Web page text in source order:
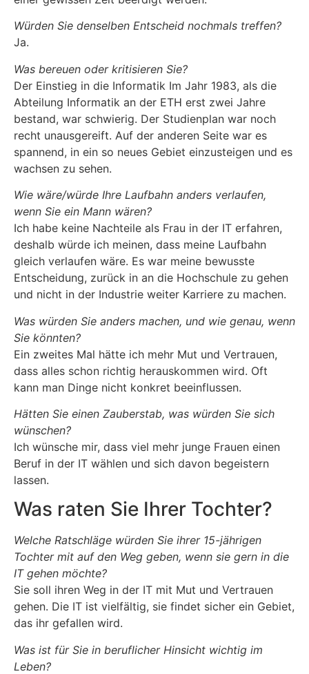
Würden Sie denselben Entscheid nochmals treffen?
Ja.
Was bereuen oder kritisieren Sie?
Der Einstieg in die Informatik Im Jahr 1983, als die
Abteilung Informatik an der ETH erst zwei Jahre
bestand, war schwierig. Der Studienplan war noch
recht unausgereift. Auf der anderen Seite war es
spannend, in ein so neues Gebiet einzusteigen und es
wachsen zu sehen.
Wie wäre/würde Ihre Laufbahn anders verlaufen,
wenn Sie ein Mann wären?
Ich habe keine Nachteile als Frau in der IT erfahren,
deshalb würde ich meinen, dass meine Laufbahn
gleich verlaufen wäre. Es war meine bewusste
Entscheidung, zurück in an die Hochschule zu gehen
und nicht in der Industrie weiter Karriere zu machen.
Was würden Sie anders machen, und wie genau, wenn
Sie könnten?
Ein zweites Mal hätte ich mehr Mut und Vertrauen,
dass alles schon richtig herauskommen wird. Oft
kann man Dinge nicht konkret beeinflussen.
Hätten Sie einen Zauberstab, was würden Sie sich
wünschen?
Ich wünsche mir, dass viel mehr junge Frauen einen
Beruf in der IT wählen und sich davon begeistern
lassen.
Was raten Sie Ihrer Tochter?
Welche Ratschläge würden Sie ihrer 15-jährigen
Tochter mit auf den Weg geben, wenn sie gern in die
IT gehen möchte?
Sie soll ihren Weg in der IT mit Mut und Vertrauen
gehen. Die IT ist vielfältig, sie findet sicher ein Gebiet,
das ihr gefallen wird.
Was ist für Sie in beruflicher Hinsicht wichtig im
Leben?